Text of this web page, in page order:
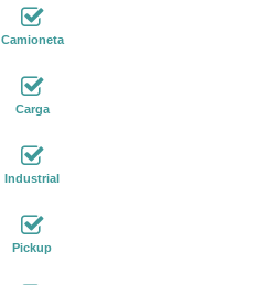
Camioneta
Carga
Industrial
Pickup